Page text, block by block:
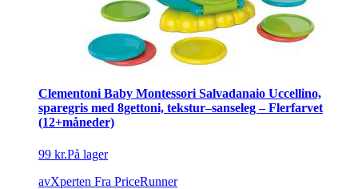
Clementoni Baby Montessori Salvadanaio Uccellino,
sparegris med 8gettoni, tekstur–sanseleg – Flerfarvet
(12+måneder)
99 kr.På lager
avXperten Fra PriceRunner